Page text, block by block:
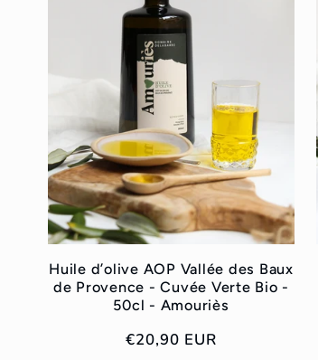
Huile d’olive AOP Vallée des Baux
de Provence - Cuvée Verte Bio -
50cl - Amouriès
Prix
€20,90 EUR